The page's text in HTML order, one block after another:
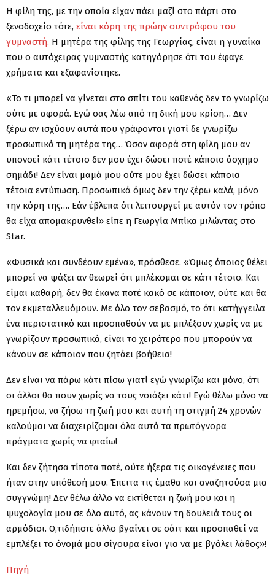
Η φίλη της, με την οποία είχαν πάει μαζί στο πάρτι στο
ξενοδοχείο τότε, είναι κόρη της πρώην συντρόφου του
γυμναστή. Η μητέρα της φίλης της Γεωργίας, είναι η γυναίκα
που ο αυτόχειρας γυμναστής κατηγόρησε ότι του έφαγε
χρήματα και εξαφανίστηκε.
«Το τι μπορεί να γίνεται στο σπίτι του καθενός δεν το γνωρίζω
ούτε με αφορά. Εγώ σας λέω από τη δική μου κρίση… Δεν
ξέρω αν ισχύουν αυτά που γράφονται γιατί δε γνωρίζω
προσωπικά τη μητέρα της… Όσον αφορά στη φίλη μου αν
υπονοεί κάτι τέτοιο δεν μου έχει δώσει ποτέ κάποιο άσχημο
σημάδι! Δεν είναι μαμά μου ούτε μου έχει δώσει κάποια
τέτοια εντύπωση. Προσωπικά όμως δεν την ξέρω καλά, μόνο
την κόρη της…. Εάν έβλεπα ότι λειτουργεί με αυτόν τον τρόπο
θα είχα απομακρυνθεί» είπε η Γεωργία Μπίκα μιλώντας στο
Star.
«Φυσικά και συνδέουν εμένα», πρόσθεσε. «Όμως όποιος θέλει
μπορεί να ψάξει αν θεωρεί ότι μπλέκομαι σε κάτι τέτοιο. Και
είμαι καθαρή, δεν θα έκανα ποτέ κακό σε κάποιον, ούτε και θα
τον εκμεταλλευόμουν. Με όλο τον σεβασμό, το ότι κατήγγειλα
ένα περιστατικό και προσπαθούν να με μπλέξουν χωρίς να με
γνωρίζουν προσωπικά, είναι το χειρότερο που μπορούν να
κάνουν σε κάποιον που ζητάει βοήθεια!
Δεν είναι να πάρω κάτι πίσω γιατί εγώ γνωρίζω και μόνο, ότι
οι άλλοι θα πουν χωρίς να τους νοιάξει κάτι! Εγώ θέλω μόνο να
ηρεμήσω, να ζήσω τη ζωή μου και αυτή τη στιγμή 24 χρονών
καλούμαι να διαχειρίζομαι όλα αυτά τα πρωτόγνορα
πράγματα χωρίς να φταίω!
Και δεν ζήτησα τίποτα ποτέ, ούτε ήξερα τις οικογένειες που
ήταν στην υπόθεσή μου. Έπειτα τις έμαθα και αναζητούσα μια
συγγνώμη! Δεν θέλω άλλο να εκτίθεται η ζωή μου και η
ψυχολογία μου σε όλο αυτό, ας κάνουν τη δουλειά τους οι
αρμόδιοι. Ο,τιδήποτε άλλο βγαίνει σε σάιτ και προσπαθεί να
εμπλέξει το όνομά μου σίγουρα είναι για να με βγάλει λάθος»!
Πηγή